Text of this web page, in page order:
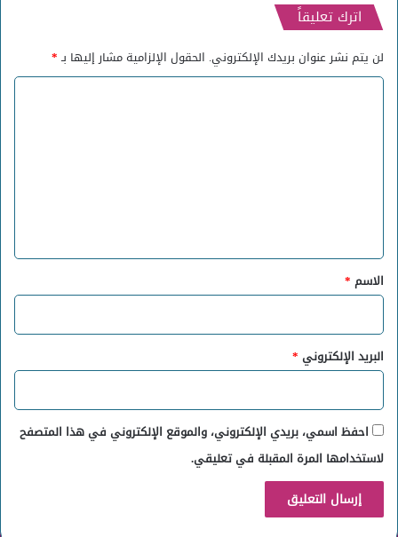
اترك تعليقاً
لن يتم نشر عنوان بريدك الإلكتروني. الحقول الإلزامية مشار إليها بـ*
*
الاسم *
البريد الإلكتروني *
احفظ اسمي، بريدي الإلكتروني، والموقع الإلكتروني في هذا المتصفح
لاستخدامها المرة المقبلة في تعليقي.